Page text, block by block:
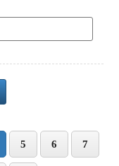
5 6 7